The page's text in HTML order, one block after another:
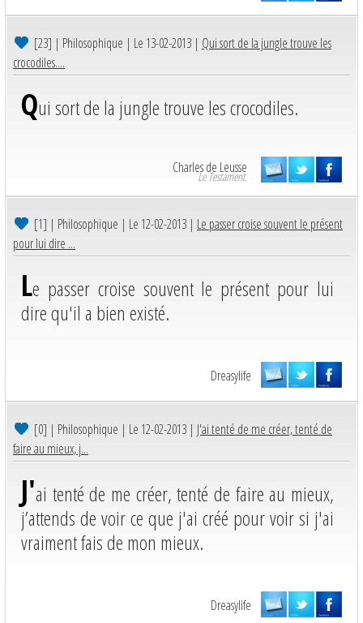
[23] | Philosophique | Le 13-02-2013 | Qui sort de la jungle trouve les
crocodiles....
Qui sort de la jungle trouve les crocodiles.
Charles de Leusse
Le Testament.
[1] | Philosophique | Le 12-02-2013 | Le passer croise souvent le présent
pour lui dire ...
Le passer croise souvent le présent pour lui
dire qu'il a bien existé.
Dreasylife
[0] | Philosophique | Le 12-02-2013 | J'ai tenté de me créer, tenté de
faire au mieux, j...
J'ai tenté de me créer, tenté de faire au mieux,
j’attends de voir ce que j'ai créé pour voir si j'ai
vraiment fais de mon mieux.
Dreasylife